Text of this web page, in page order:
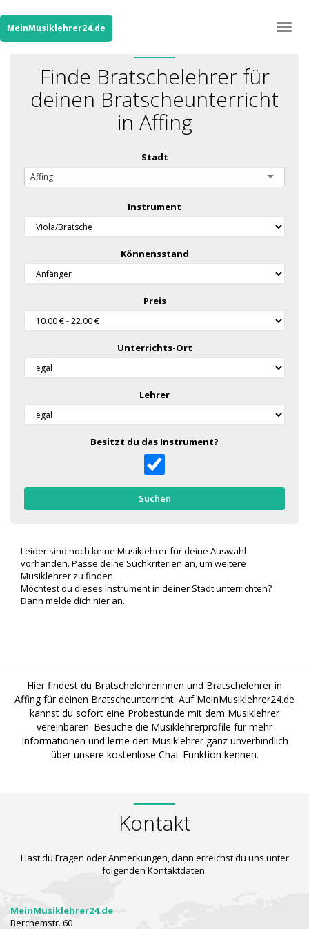
MeinMusiklehrer24.de
Finde Bratschelehrer für
deinen Bratscheunterricht
in Affing
Stadt
Affing
Instrument
Könnensstand
Preis
Unterrichts-Ort
Lehrer
Besitzt du das Instrument?
Suchen
Leider sind noch keine Musiklehrer für deine Auswahl
vorhanden. Passe deine Suchkriterien an, um weitere
Musiklehrer zu finden.
Möchtest du dieses Instrument in deiner Stadt unterrichten?
Dann melde dich hier an.
Hier findest du Bratschelehrerinnen und Bratschelehrer in
Affing für deinen Bratscheunterricht. Auf MeinMusiklehrer24.de
kannst du sofort eine Probestunde mit dem Musiklehrer
vereinbaren. Besuche die Musiklehrerprofile für mehr
Informationen und lerne den Musiklehrer ganz unverbindlich
über unsere kostenlose Chat-Funktion kennen.
Kontakt
Hast du Fragen oder Anmerkungen, dann erreichst du uns unter
folgenden Kontaktdaten.
MeinMusiklehrer24.de
Berchemstr. 60